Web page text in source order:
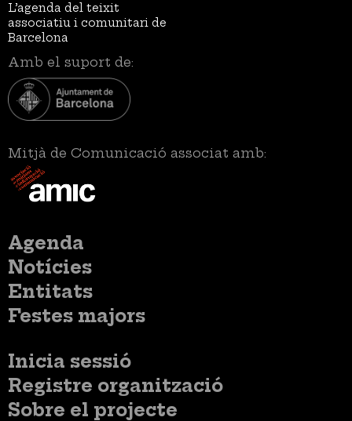
L’agenda del teixit
associatiu i comunitari de
Barcelona
Amb el suport de:
Mitjà de Comunicació associat amb:
Menú
principal
Agenda
Notícies
Entitats
Festes majors
Menú
del
compte
d'usuari
Inicia sessió
Menú
usuari
no
Registre organització
Menú
Sobre el projecte